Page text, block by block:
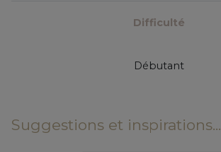
Difficulté
Débutant
Suggestions et inspirations...